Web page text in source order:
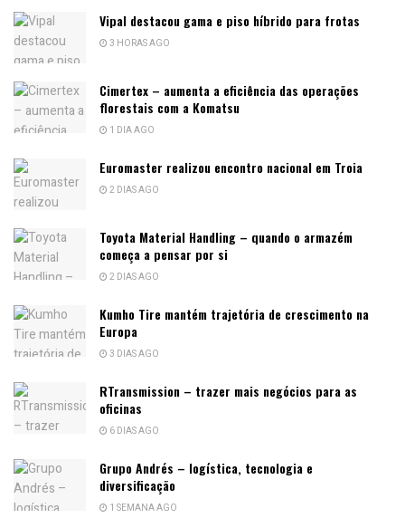
Vipal destacou gama e piso híbrido para frotas
3 HORAS AGO
Cimertex – aumenta a eficiência das operações
florestais com a Komatsu
1 DIA AGO
Euromaster realizou encontro nacional em Troia
2 DIAS AGO
Toyota Material Handling – quando o armazém
começa a pensar por si
2 DIAS AGO
Kumho Tire mantém trajetória de crescimento na
Europa
3 DIAS AGO
RTransmission – trazer mais negócios para as
oficinas
6 DIAS AGO
Grupo Andrés – logística, tecnologia e
diversificação
1 SEMANA AGO